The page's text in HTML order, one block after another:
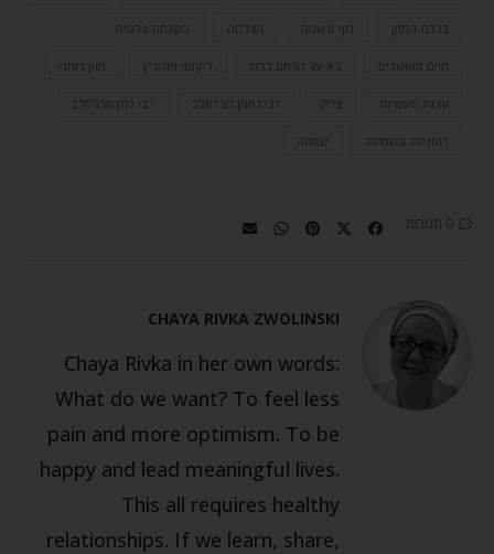
ברכת המזון גוף ונשמה הצלחה השגחה פרטית
חיים מאושרים לא על הלחם לבדו ליקוטי מוהר"ן מזון רוחני
עצות מעשיות צדיק רבי נחמן מברסלב רבי נתן מברסלב
רוחניות וגשמיות שמחה
0 תגובות
CHAYA RIVKA ZWOLINSKI
Chaya Rivka in her own words:
What do we want? To feel less
pain and more optimism. To be
happy and lead meaningful lives.
This all requires healthy
relationships. If we learn, share,